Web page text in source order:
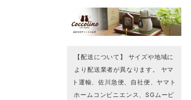
【配送について】 サイズや地域に
より配送業者が異なります。 ヤマ
ト運輸、佐川急便、自社便、ヤマト
ホームコンビニエンス、SGムービ